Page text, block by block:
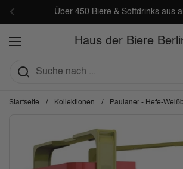
Zum Inhalt springen
Zurück
Über 450 Biere & Softdrinks aus
Haus der Biere
Menü öffnen
Startseite / Kollektionen / Paulaner - Hefe-